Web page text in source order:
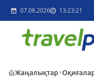
07.08.2026 13:23:21
Жаңалықтар